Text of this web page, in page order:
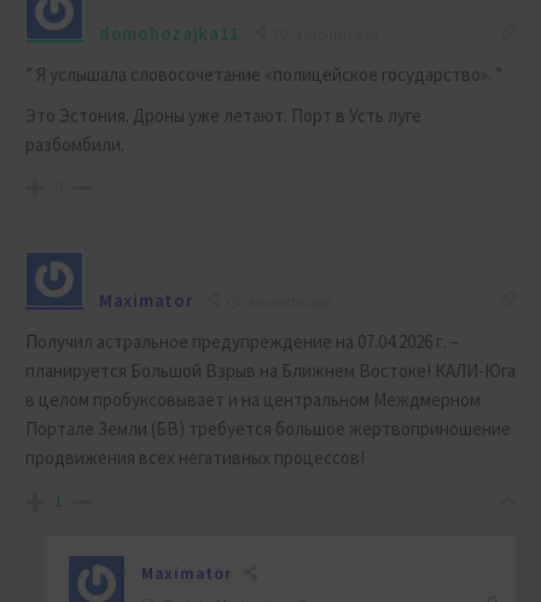
domohozajka11
” Я услышала словосочетание «полицейское государство». ”
Это Эстония. Дроны уже летают. Порт в Усть луге
разбомбили.
Maximator
Получил астральное предупреждение на 07.04.2026 г. –
планируется Большой Взрыв на Ближнем Востоке! КАЛИ-Юга
в целом пробуксовывает и на центральном Междмерном
Портале Земли (БВ) требуется большое жертвоприношение
продвижения всех негативных процессов!
1
Maximator